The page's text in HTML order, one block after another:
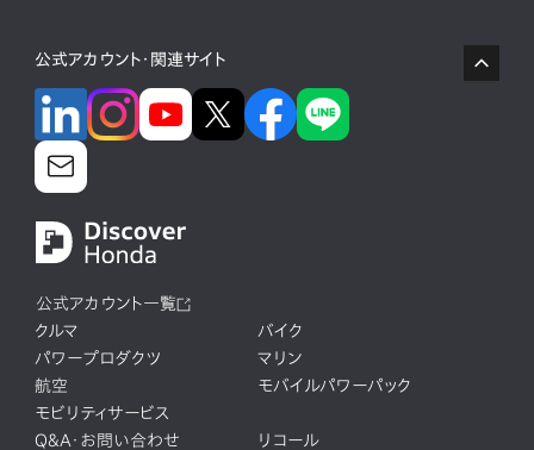
公式アカウント・関連サイト
公式アカウント一覧
クルマ
バイク
パワープロダクツ
マリン
航空
モバイルパワーパック
モビリティサービス
Q&A・お問い合わせ
リコール